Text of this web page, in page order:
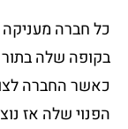
כל חברה מעניקה
בקופה שלה בתור
הפנוי שלה אז